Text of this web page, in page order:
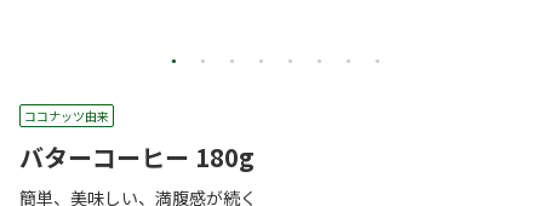
ココナッツ由来
バターコーヒー 180g
簡単、美味しい、満腹感が続く